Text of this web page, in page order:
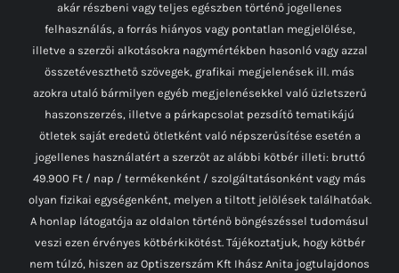
akár részbeni vagy teljes egészben történő jogellenes
felhasználás, a forrás hiányos vagy pontatlan megjelölése,
illetve a szerzői alkotásokra nagymértékben hasonló vagy azzal
összetéveszthető szövegek, grafikai megjelenések ill. más
azokra utaló bármilyen egyéb megjelenésekkel való üzletszerű
haszonszerzés, illetve a párkapcsolat pezsdítő tematikájú
ötletek saját eredetű ötletként való népszerűsítése esetén a
jogellenes használatért a szerzőt az alábbi kötbér illeti: bruttó
49.900 Ft / nap / termékenként / szolgáltatásonként vagy más
olyan fizikai egységenként, melyen a tiltott jelölések találhatóak.
A honlap látogatója az oldalon történő böngészéssel tudomásul
veszi ezen érvényes kötbérkikötést. Tájékoztatjuk, hogy kötbér
nem túlzó, hiszen az Optiszerszám Kft Ihász Anita jogtulajdonos